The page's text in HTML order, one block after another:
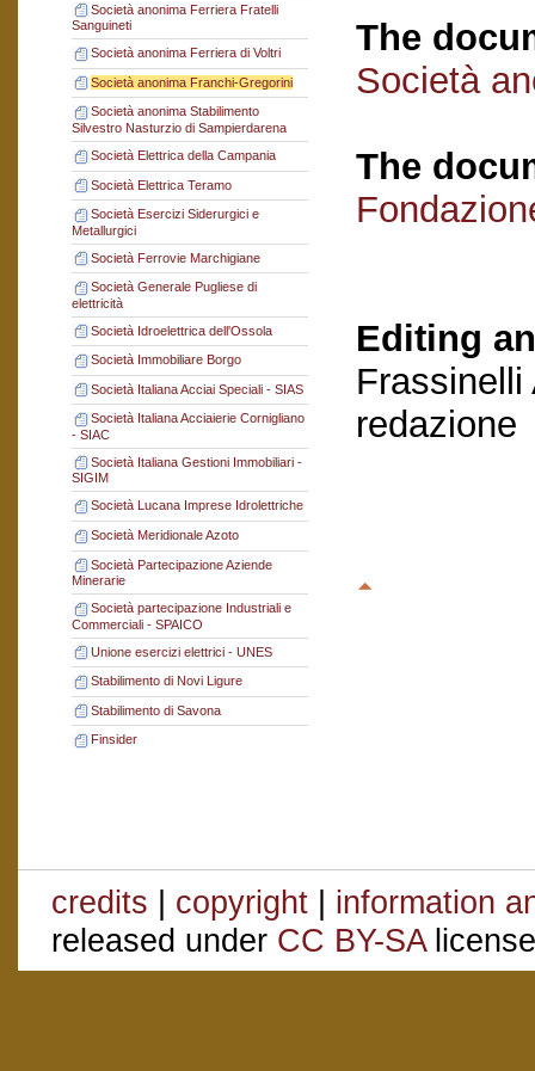
Società anonima Ferriera Fratelli
Sanguineti
Società anonima Ferriera di Voltri
Società anonima Franchi-Gregorini
Società anonima Stabilimento
Silvestro Nasturzio di Sampierdarena
Società Elettrica della Campania
Società Elettrica Teramo
Società Esercizi Siderurgici e
Metallurgici
Società Ferrovie Marchigiane
Società Generale Pugliese di
elettricità
Società Idroelettrica dell'Ossola
Società Immobiliare Borgo
Società Italiana Acciai Speciali - SIAS
Società Italiana Acciaierie Cornigliano
- SIAC
Società Italiana Gestioni Immobiliari -
SIGIM
Società Lucana Imprese Idrolettriche
Società Meridionale Azoto
Società Partecipazione Aziende
Minerarie
Società partecipazione Industriali e
Commerciali - SPAICO
Unione esercizi elettrici - UNES
Stabilimento di Novi Ligure
Stabilimento di Savona
Finsider
The
Società
The
Editing
Frassinelli
redazione
credits | copyright | information
released under CC BY-SA